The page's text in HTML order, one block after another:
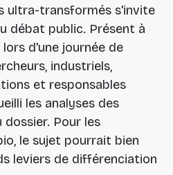
ultra-transformés s'invite
débat public. Présent à
d'une journée de
industriels,
et responsables
les analyses des
Pour les
le sujet pourrait bien
leviers de différenciation